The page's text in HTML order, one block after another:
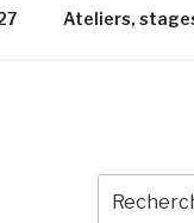
Ateliers,
pour